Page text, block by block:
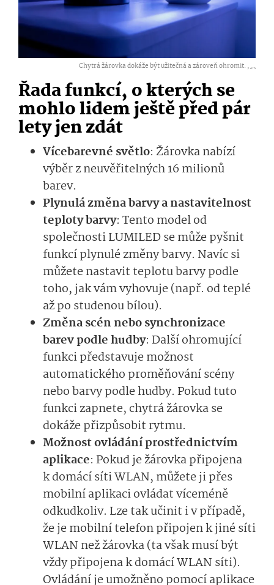
Chytrá žárovka dokáže být užitečná a zároveň ohromit. ,...
Řada funkcí, o kterých se
mohlo lidem ještě před pár
lety jen zdát
Vícebarevné světlo: Žárovka nabízí
výběr z neuvěřitelných 16 milionů
barev.
Plynulá změna barvy a nastavitelnost
teploty barvy: Tento model od
společnosti LUMILED se může pyšnit
funkcí plynulé změny barvy. Navíc si
můžete nastavit teplotu barvy podle
toho, jak vám vyhovuje (např. od teplé
až po studenou bílou).
Změna scén nebo synchronizace
barev podle hudby: Další ohromující
funkci představuje možnost
automatického proměňování scény
nebo barvy podle hudby. Pokud tuto
funkci zapnete, chytrá žárovka se
dokáže přizpůsobit rytmu.
Možnost ovládání prostřednictvím
aplikace: Pokud je žárovka připojena
k domácí síti WLAN, můžete ji přes
mobilní aplikaci ovládat víceméně
odkudkoliv. Lze tak učinit i v případě,
že je mobilní telefon připojen k jiné síti
WLAN než žárovka (ta však musí být
vždy připojena k domácí WLAN síti).
Ovládání je umožněno pomocí aplikace